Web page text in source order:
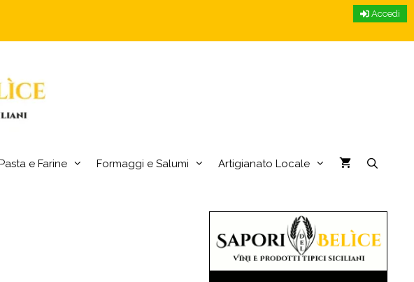
Accedi
e Farine Formaggi e Salumi Artigianato Locale